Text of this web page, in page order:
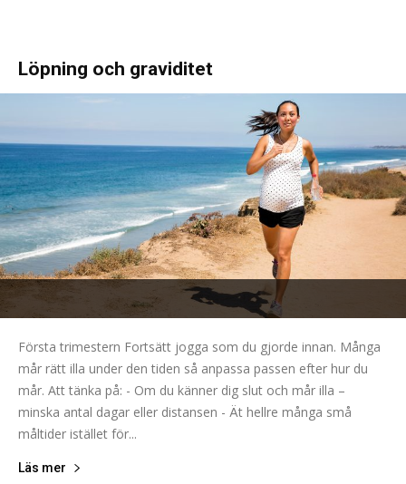
Löpning och graviditet
Första trimestern Fortsätt jogga som du gjorde innan. Många
mår rätt illa under den tiden så anpassa passen efter hur du
mår. Att tänka på: - Om du känner dig slut och mår illa –
minska antal dagar eller distansen - Ät hellre många små
måltider istället för...
Läs mer